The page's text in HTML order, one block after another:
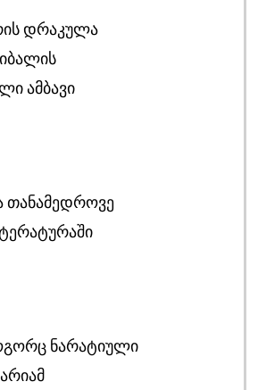
ᲓᲠᲐᲙᲣᲚᲐ
ᲐᲛᲑᲐᲕᲘ
ᲗᲐᲜᲐᲛᲔᲓᲠᲝᲕᲔ
ᲜᲐᲠᲐᲢᲘᲣᲚᲘ